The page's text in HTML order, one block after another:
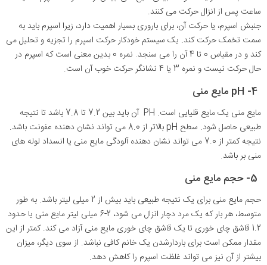
ساعت پس از انزال حرکت می کنند.
جنبش اسپرم، یا حرکت آن، برای باروری بسیار اهمیت دارد، زیرا اسپرم باید به
سمت تخمک حرکت کند. یک سیستم خودکار حرکت اسپرم را تجزیه و تحلیل می
کند و در مقیاس 0 تا 4 آن را می سنجد. نمره 0 بدین معنی است که اسپرم در
حال حرکت نیست و نمره 3 یا 4 نشانگر حرکت خوب آن است.
4- pH مایع منی
مایع منی یک مایع قلیایی است. PH آن باید بین 7.2 تا 7.8 باشد تا نتیجه
طبیعی حاصل شود. سطح pH بالاتر از 8.0 می تواند نشان دهنده عفونت باشد.
نتیجه کمتر از 7.0 می تواند نشان دهنده آلودگی مایع منی یا انسداد لوله های
منی بر باشد.
5- حجم مایع منی
حجم مایع منی برای یک نتیجه طبیعی باید بیش از 2 میلی لیتر باشد. به طور
متوسط، هر بار که یک مرد دچار انزال می شود، 2-6 میلی لیتر مایع منی یا حدود
1.2 قاشق چای خوری تا یک قاشق چای خوری مایع منی آزاد می کند. کمتر از این
مقدار ممکن است برای باردارشدن یک خانم کافی نباشد. از سوی دیگر، میزان
بیشتر از آن نیز می تواند غلظت اسپرم را کاهش دهد.